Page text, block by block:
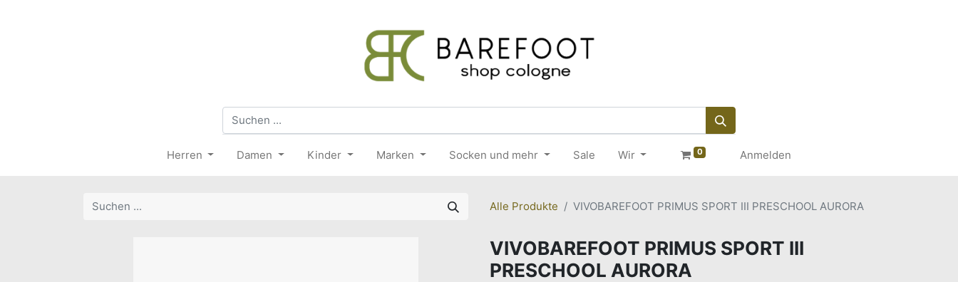
Herren Damen Kinder Marken Socken und mehr Sale Wir 0 Anmelden
Alle Produkte VIVOBAREFOOT PRIMUS SPORT III PRESCHOOL AURORA
VIVOBAREFOOT PRIMUS SPORT III
PRESCHOOL AURORA